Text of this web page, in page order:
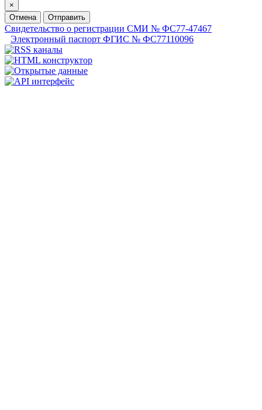
×
Отмена
Отправить
Свидетельство о регистрации СМИ № ФС77-47467
Электронный паспорт ФГИС № ФС77110096